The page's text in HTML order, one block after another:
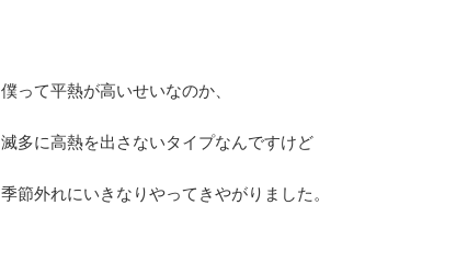
僕って平熱が高いせいなのか、
滅多に高熱を出さないタイプなんですけど
季節外れにいきなりやってきやがりました。